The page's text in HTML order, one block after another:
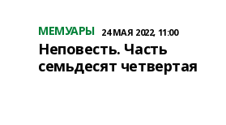
МЕМУАРЫ 24 МАЯ 2022, 11:00
Неповесть. Часть
семьдесят четвертая